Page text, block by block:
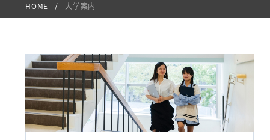
HOME 大学案内